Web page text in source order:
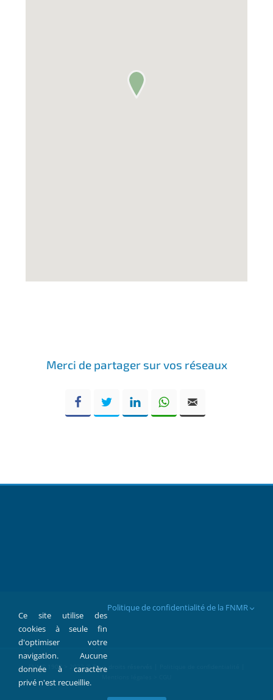
Merci de partager sur vos réseaux
FNMR 1907 > 2022 © Tous droits réservés |
Ce site utilise des
cookies à seule fin
d'optimiser votre
navigation. Aucune
donnée à caractère
privé n'est recueillie.
Politique de confidentialité de la FNMR